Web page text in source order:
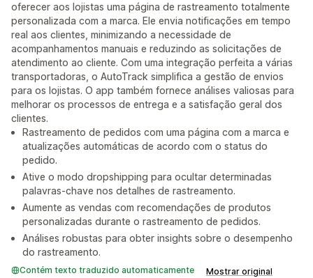
oferecer aos lojistas uma página de rastreamento totalmente
personalizada com a marca. Ele envia notificações em tempo
real aos clientes, minimizando a necessidade de
acompanhamentos manuais e reduzindo as solicitações de
atendimento ao cliente. Com uma integração perfeita a várias
transportadoras, o AutoTrack simplifica a gestão de envios
para os lojistas. O app também fornece análises valiosas para
melhorar os processos de entrega e a satisfação geral dos
clientes.
Rastreamento de pedidos com uma página com a marca e
atualizações automáticas de acordo com o status do
pedido.
Ative o modo dropshipping para ocultar determinadas
palavras-chave nos detalhes de rastreamento.
Aumente as vendas com recomendações de produtos
personalizadas durante o rastreamento de pedidos.
Análises robustas para obter insights sobre o desempenho
do rastreamento.
Contém texto traduzido automaticamente Mostrar original